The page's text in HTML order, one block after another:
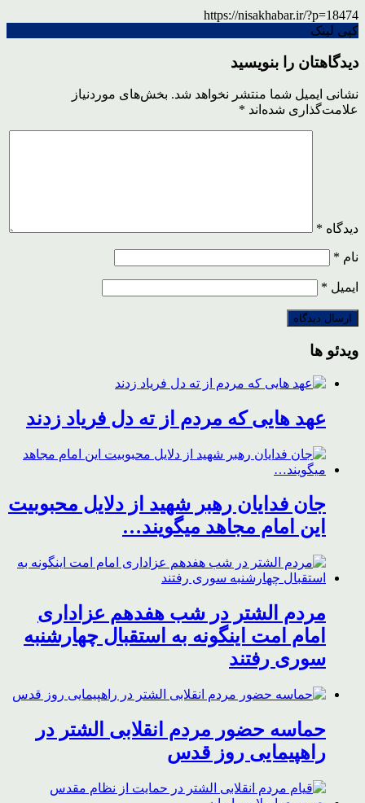
https://nisakhabar.ir/?p=18474
کپی لینک
دیدگاهتان را بنویسید
نشانی ایمیل شما منتشر نخواهد شد. بخش‌های موردنیاز
علامت‌گذاری شده‌اند *
دیدگاه *
نام *
ایمیل *
ویدئو ها
عهد هایی که مردم از ته دل فریاد زدند
جان فدایان رهبر شهید از دلایل محبوبیت
این امام مجاهد میگویند…
مردم الشتر در شب هفدهم عزاداری
امام امت اینگونه به استقبال چهارشنبه
سوری رفتند
حماسه حضور مردم انقلابی الشتر در
راهپیمایی روز قدس